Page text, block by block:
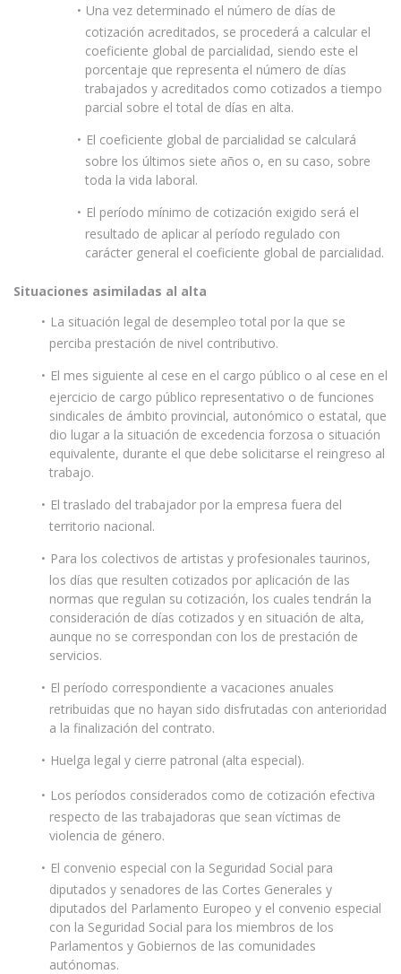
Una vez determinado el número de días de
cotización acreditados, se procederá a calcular el
coeficiente global de parcialidad, siendo este el
porcentaje que representa el número de días
trabajados y acreditados como cotizados a tiempo
parcial sobre el total de días en alta.
El coeficiente global de parcialidad se calculará
sobre los últimos siete años o, en su caso, sobre
toda la vida laboral.
El período mínimo de cotización exigido será el
resultado de aplicar al período regulado con
carácter general el coeficiente global de parcialidad.
Situaciones asimiladas al alta
La situación legal de desempleo total por la que se
perciba prestación de nivel contributivo.
El mes siguiente al cese en el cargo público o al cese en el
ejercicio de cargo público representativo o de funciones
sindicales de ámbito provincial, autonómico o estatal, que
dio lugar a la situación de excedencia forzosa o situación
equivalente, durante el que debe solicitarse el reingreso al
trabajo.
El traslado del trabajador por la empresa fuera del
territorio nacional.
Para los colectivos de artistas y profesionales taurinos,
los días que resulten cotizados por aplicación de las
normas que regulan su cotización, los cuales tendrán la
consideración de días cotizados y en situación de alta,
aunque no se correspondan con los de prestación de
servicios.
El período correspondiente a vacaciones anuales
retribuidas que no hayan sido disfrutadas con anterioridad
a la finalización del contrato.
Huelga legal y cierre patronal (alta especial).
Los períodos considerados como de cotización efectiva
respecto de las trabajadoras que sean víctimas de
violencia de género.
El convenio especial con la Seguridad Social para
diputados y senadores de las Cortes Generales y
diputados del Parlamento Europeo y el convenio especial
con la Seguridad Social para los miembros de los
Parlamentos y Gobiernos de las comunidades
autónomas.